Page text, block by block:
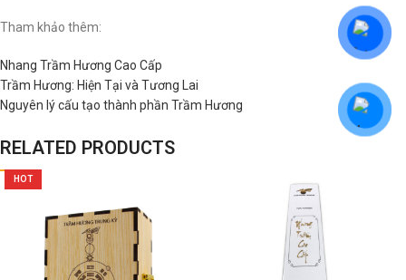
Tham khảo thêm:
Nhang Trầm Hương Cao Cấp
Trầm Hương: Hiện Tại và Tương Lai
Nguyên lý cấu tạo thành phần Trầm Hương
RELATED PRODUCTS
HOT